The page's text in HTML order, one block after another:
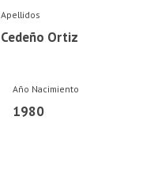
Apellidos
Cedeño Ortiz
Año Nacimiento
1980